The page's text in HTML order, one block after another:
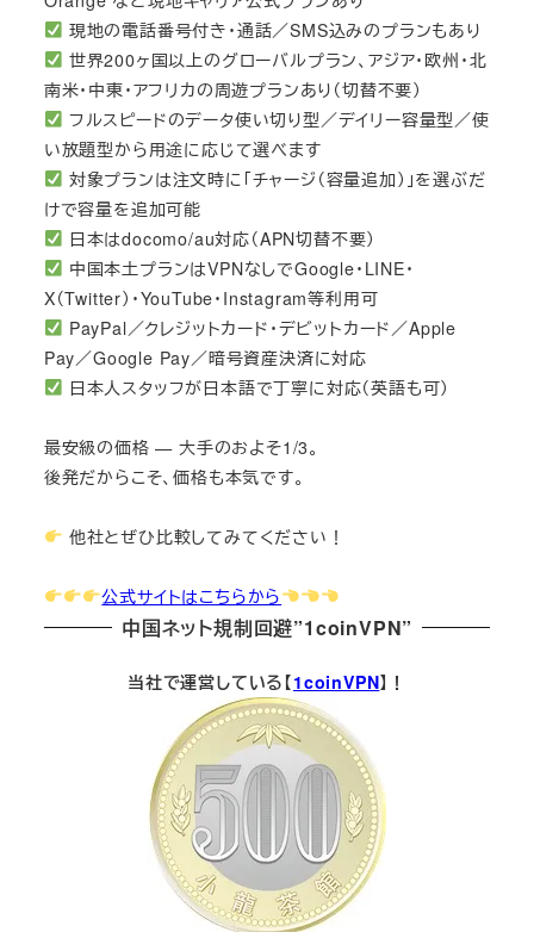
現地の電話番号付き・通話／SMS込みのプランもあり
世界200ヶ国以上のグローバルプラン、アジア・欧州・北
南米・中東・アフリカの周遊プランあり（切替不要）
フルスピードのデータ使い切り型／デイリー容量型／使
い放題型から用途に応じて選べます
対象プランは注文時に「チャージ（容量追加）」を選ぶだ
けで容量を追加可能
日本はdocomo/au対応（APN切替不要）
中国本土プランはVPNなしでGoogle・LINE・
X（Twitter）・YouTube・Instagram等利用可
PayPal／クレジットカード・デビットカード／Apple
Pay／Google Pay／暗号資産決済に対応
日本人スタッフが日本語で丁寧に対応（英語も可）
最安級の価格 — 大手のおよそ1/3。
後発だからこそ、価格も本気です。
他社とぜひ比較してみてください！
公式サイトはこちらから
中国ネット規制回避”1coinVPN”
当社で運営している【1coinVPN】！